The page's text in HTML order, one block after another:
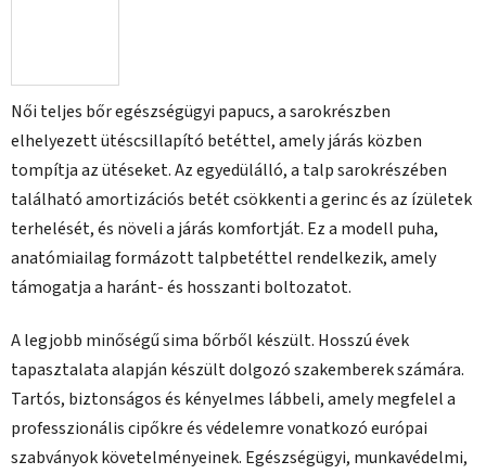
Női teljes bőr egészségügyi papucs, a sarokrészben
elhelyezett ütéscsillapító betéttel, amely járás közben
tompítja az ütéseket. Az egyedülálló, a talp sarokrészében
található amortizációs betét csökkenti a gerinc és az ízületek
terhelését, és növeli a járás komfortját. Ez a modell puha,
anatómiailag formázott talpbetéttel rendelkezik, amely
támogatja a haránt- és hosszanti boltozatot.
A legjobb minőségű sima bőrből készült. Hosszú évek
tapasztalata alapján készült dolgozó szakemberek számára.
Tartós, biztonságos és kényelmes lábbeli, amely megfelel a
professzionális cipőkre és védelemre vonatkozó európai
szabványok követelményeinek. Egészségügyi, munkavédelmi,